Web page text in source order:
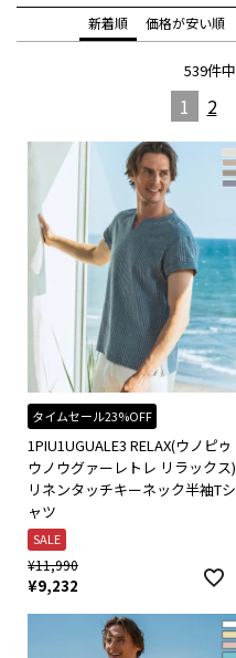
新着順 価格が安い順
539件中
1 2
タイムセール23%OFF
1PIU1UGUALE3 RELAX(ウノピゥ
ウノウグァーレトレ リラックス)
リネンタッチキーネック半袖Tシ
ャツ
SALE
¥11,990
¥9,232